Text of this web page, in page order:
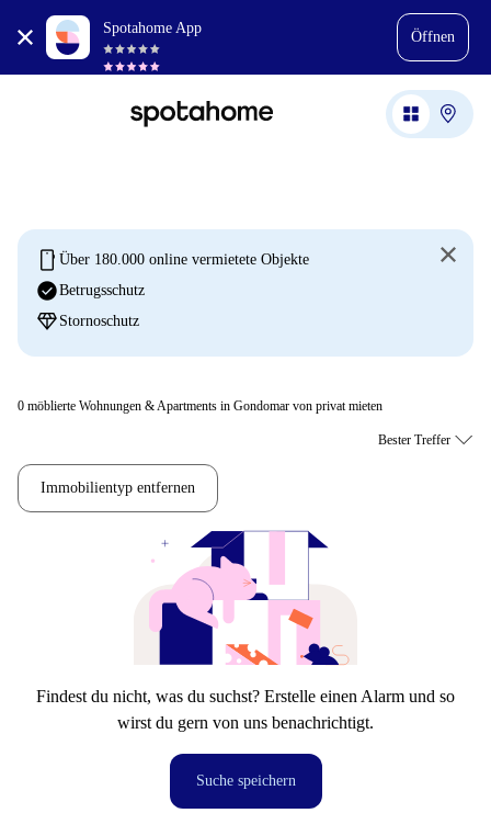
Spotahome App
Öffnen
mobile Über 180.000 online vermietete Objekte
check_circleBetrugsschutz
diamond Stornoschutz
0 möblierte Wohnungen & Apartments in Gondomar von privat mieten
Immobilientyp entfernen
Findest du nicht, was du suchst? Erstelle einen Alarm und so
wirst du gern von uns benachrichtigt.
Suche speichern